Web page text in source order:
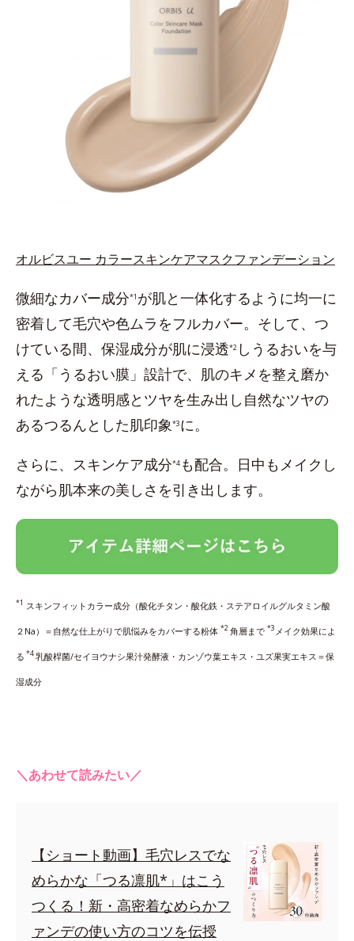
オルビスユー カラースキンケアマスクファンデーション
微細なカバー成分*1 が肌と一体化するように均一に
密着して毛穴や色ムラをフルカバー。そして、つ
けている間、保湿成分が肌に浸透*2 しうるおいを与
える「うるおい膜」設計で、肌のキメを整え磨か
れたような透明感とツヤを生み出し自然なツヤの
あるつるんとした肌印象 *3に。
さらに、スキンケア成分*4 も配合。日中もメイクし
ながら肌本来の美しさを引き出します。
*1 スキンフィットカラー成分（酸化チタン・酸化鉄・ステアロイルグルタミン酸
２Na）＝自然な仕上がりで肌悩みをカバーする粉体 *2 角層まで *3 メイク効果によ
る *4乳酸桿菌/セイヨウナシ果汁発酵液・カンゾウ葉エキス・ユズ果実エキス＝保
湿成分
＼あわせて読みたい／
【ショート動画】毛穴レスでな
めらかな「つる凛肌*」はこう
つくる！新・高密着なめらかフ
ァンデの使い方のコツを伝授